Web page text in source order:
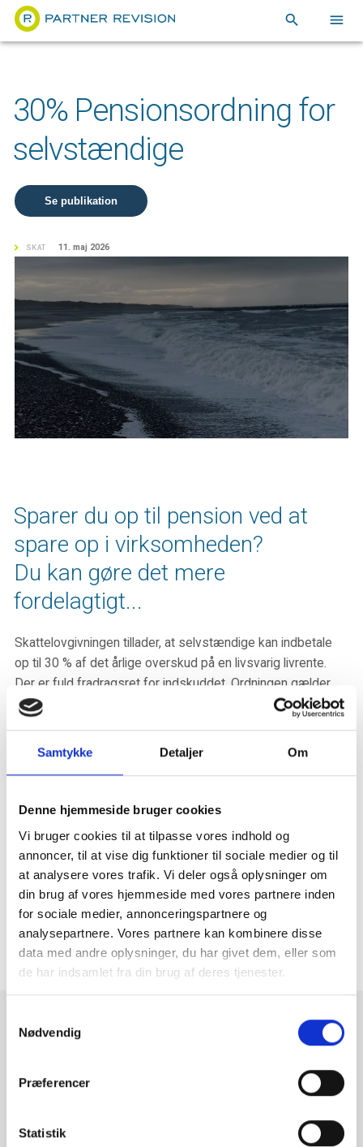
Samtykke Detaljer Om
Denne hjemmeside bruger cookies
Vi bruger cookies til at tilpasse vores indhold og
annoncer, til at vise dig funktioner til sociale medier og til
at analysere vores trafik. Vi deler også oplysninger om
din brug af vores hjemmeside med vores partnere inden
for sociale medier, annonceringspartnere og
analysepartnere. Vores partnere kan kombinere disse
data med andre oplysninger, du har givet dem, eller som
de har indsamlet fra din brug af deres tjenester.
Nødvendig
Præferencer
Statistik
search menu
30% Pensionsordning for
selvstændige
Se publikation
SKAT 11. maj 2026
Sparer du op til pension ved at
spare op i virksomheden?
Du kan gøre det mere
fordelagtigt...
Skattelovgivningen tillader, at selvstændige kan indbetale
op til 30 % af det årlige overskud på en livsvarig livrente.
Der er fuld fradragsret for indskuddet. Ordningen gælder
for alle virksomhedstyper.
Tilbage til oversigten Se publikation
Tilmeld dig vores nyhedsbrev
Vi deler ny værdifuld viden, og holder dig opdateret på love